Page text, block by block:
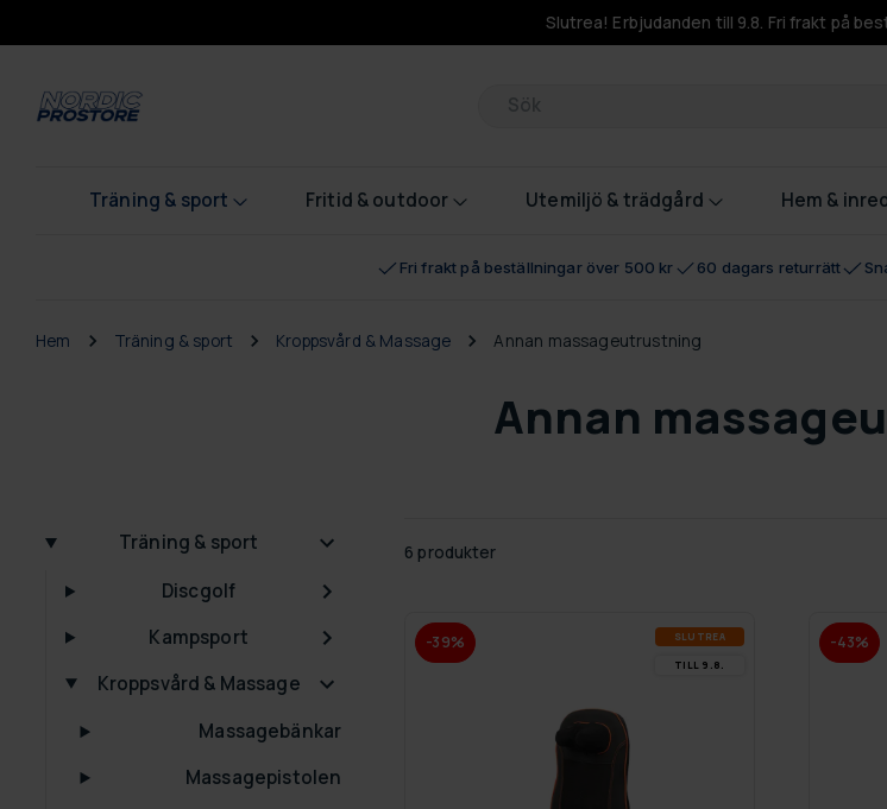
Slutrea! Erbjudanden till 9.8. Fri frakt på
Produkter
Träning & sport Fritid & outdoor Utemiljö & trädgård Hem &
Fri frakt på beställningar över 500 kr 60 dagars returrätt
Hem Träning & sport Kroppsvård & Massage Annan massageutrustning
Annan
Träning & sport
Discgolf
Kampsport
Kroppsvård & Massage
Massagebänkar
Massagepistolen
6 produkter
-39% SLUT­REA
TILL 9.8.
-43%